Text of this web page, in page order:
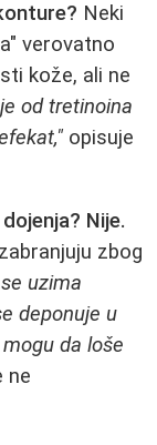
Neki
verovatno
kože, ali ne
od tretinoina
opisuje
Nije.
zbog
uzima
deponuje u
da loše
ne